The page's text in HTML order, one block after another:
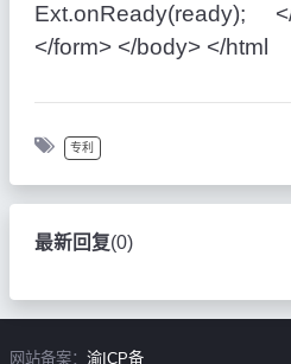
Ext.onReady(ready);
</form> </body> </html
专利
最新回复(0)
网站备案： 渝ICP备